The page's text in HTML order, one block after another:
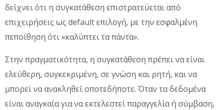
δείχνει ότι η συγκατάθεση επιστρατεύεται από
επιχειρήσεις ως default επιλογή, με την εσφαλμένη
πεποίθηση ότι «καλύπτει τα πάντα».
Στην πραγματικότητα, η συγκατάθεση πρέπει να είναι
ελεύθερη, συγκεκριμένη, σε γνώση και ρητή, και να
μπορεί να ανακληθεί οποτεδήποτε. Όταν τα δεδομένα
είναι αναγκαία για να εκτελεστεί παραγγελία ή σύμβαση,